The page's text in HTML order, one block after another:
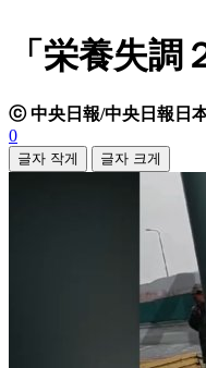
「栄養失
ⓒ 中央日報/中央日報日
0
글자 작게 글자 크게